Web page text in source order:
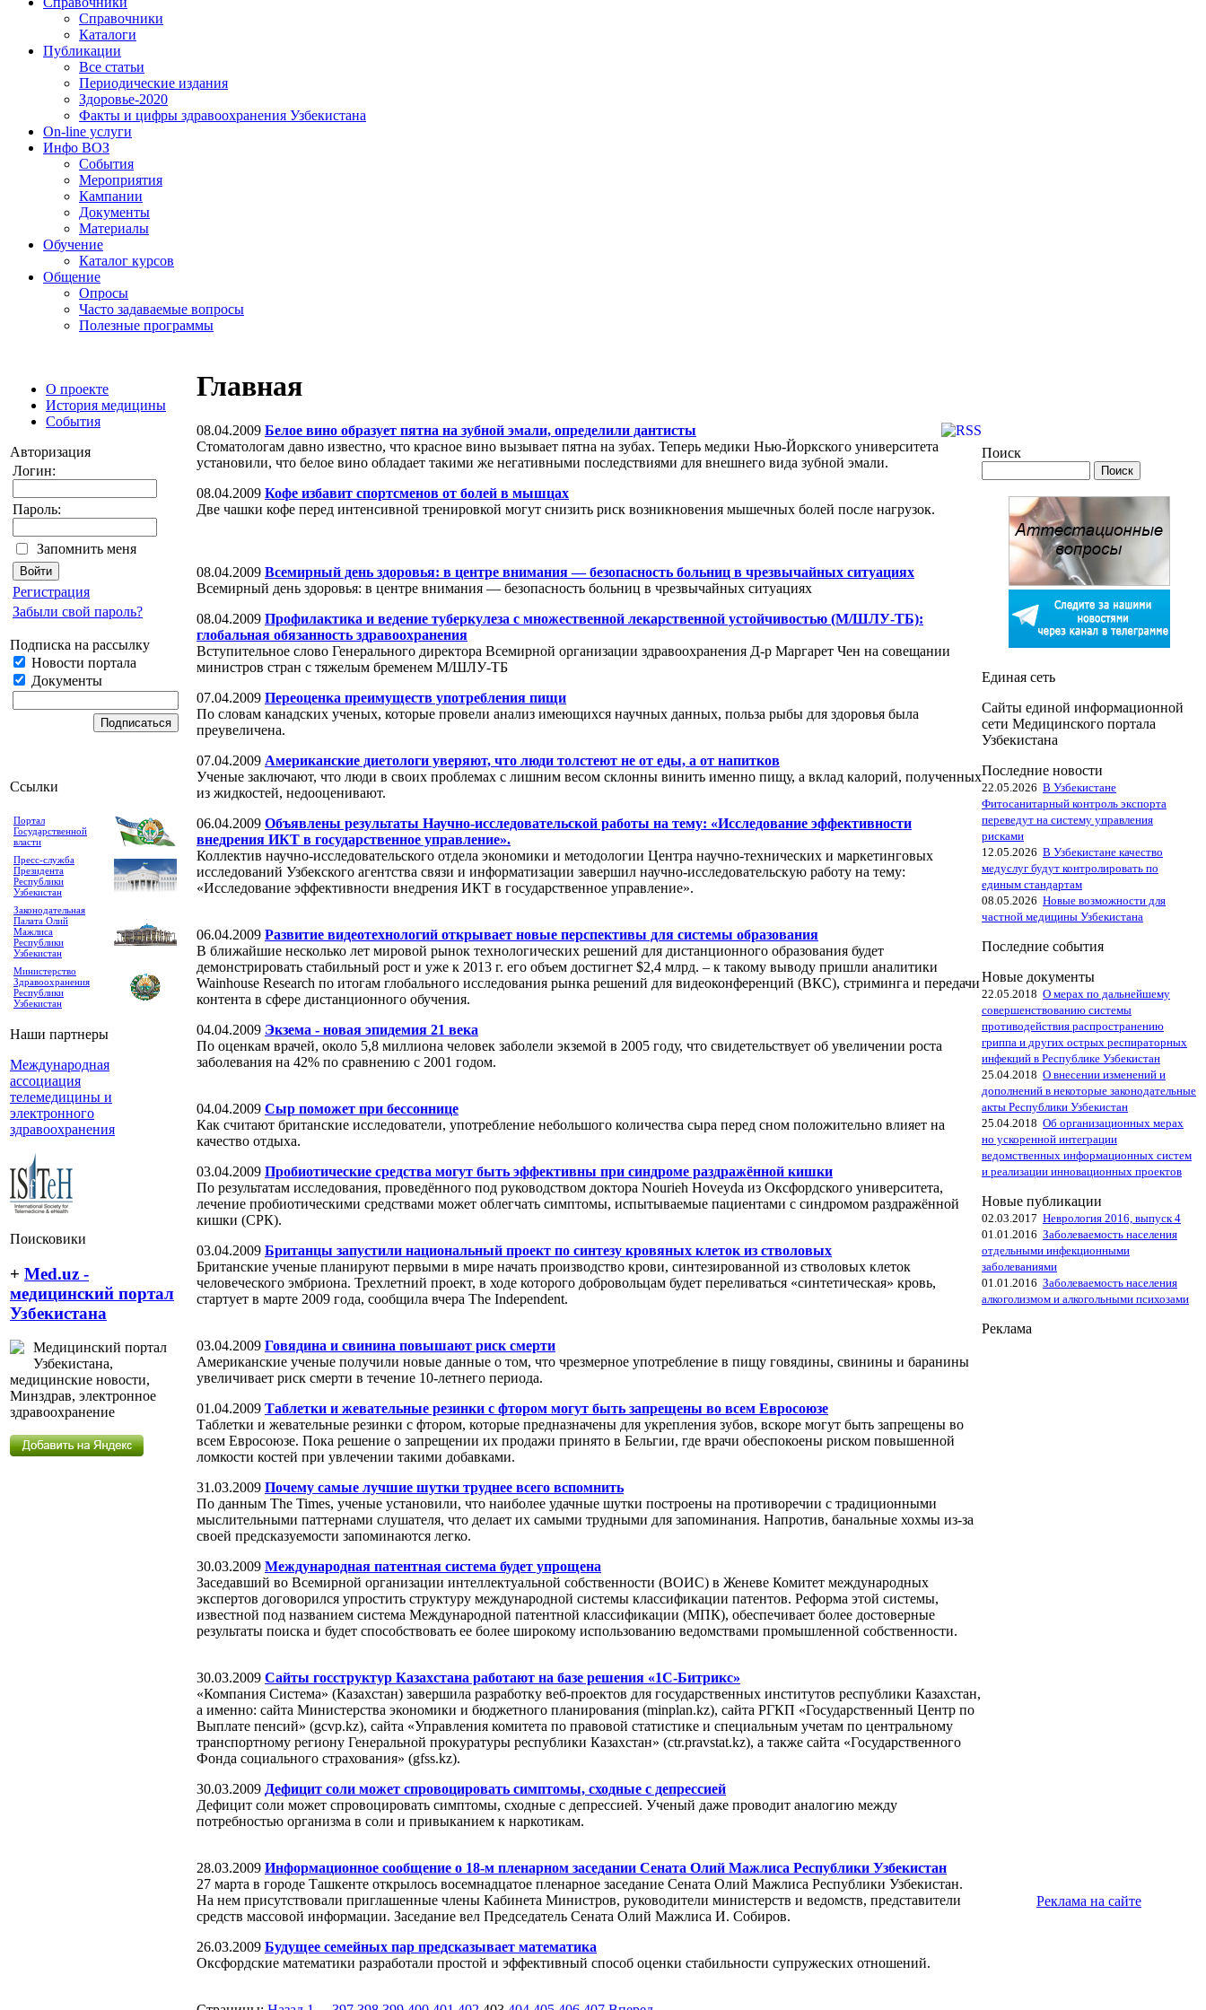
Справочники
Каталоги
Публикации
Все статьи
Периодические издания
Здоровье-2020
Факты и цифры здравоохранения Узбекистана
On-line услуги
Инфо ВОЗ
События
Мероприятия
Кампании
Документы
Материалы
Обучение
Каталог курсов
Общение
Опросы
Часто задаваемые вопросы
Полезные программы
О проекте
История медицины
События
Авторизация
Логин:
Пароль:
Запомнить меня
Регистрация
Забыли свой пароль?
Подписка на рассылку
Новости портала
Документы
Ссылки
Портал
Государственной
власти
Пресс-служба
Президента
Республики
Узбекистан
Законодательная
Палата Олий
Мажлиса
Республики
Узбекистан
Министерство
Здравоохранения
Республики
Узбекистан
Наши партнеры
Международная
ассоциация
телемедицины и
электронного
здравоохранения
Поисковики
+ Med.uz -
медицинский портал
Узбекистана
Медицинский портал
Узбекистана,
медицинские новости,
Минздрав, электронное
здравоохранение
Главная
08.04.2009 Белое вино образует пятна на зубной эмали, определили дантисты
Стоматологам давно известно, что красное вино вызывает пятна на зубах. Теперь медики Нью-Йоркского университета
установили, что белое вино обладает такими же негативными последствиями для внешнего вида зубной эмали.
08.04.2009 Кофе избавит спортсменов от болей в мышцах
Две чашки кофе перед интенсивной тренировкой могут снизить риск возникновения мышечных болей после нагрузок.
08.04.2009 Всемирный день здоровья: в центре внимания — безопасность больниц в чрезвычайных ситуациях
Всемирный день здоровья: в центре внимания — безопасность больниц в чрезвычайных ситуациях
08.04.2009 Профилактика и ведение туберкулеза с множественной лекарственной устойчивостью (М/ШЛУ-ТБ):
глобальная обязанность здравоохранения
Вступительное слово Генерального директора Всемирной организации здравоохранения Д-р Маргарет Чен на совещании
министров стран с тяжелым бременем М/ШЛУ-ТБ
07.04.2009 Переоценка преимуществ употребления пищи
По словам канадских ученых, которые провели анализ имеющихся научных данных, польза рыбы для здоровья была
преувеличена.
07.04.2009 Американские диетологи уверяют, что люди толстеют не от еды, а от напитков
Ученые заключают, что люди в своих проблемах с лишним весом склонны винить именно пищу, а вклад калорий, полученных
из жидкостей, недооценивают.
06.04.2009 Объявлены результаты Научно-исследовательской работы на тему: «Исследование эффективности
внедрения ИКТ в государственное управление».
Коллектив научно-исследовательского отдела экономики и методологии Центра научно-технических и маркетинговых
исследований Узбекского агентства связи и информатизации завершил научно-исследовательскую работу на тему:
«Исследование эффективности внедрения ИКТ в государственное управление».
06.04.2009 Развитие видеотехнологий открывает новые перспективы для системы образования
В ближайшие несколько лет мировой рынок технологических решений для дистанционного образования будет
демонстрировать стабильный рост и уже к 2013 г. его объем достигнет $2,4 млрд. – к такому выводу пришли аналитики
Wainhouse Research по итогам глобального исследования рынка решений для видеоконференций (ВКС), стриминга и передачи
контента в сфере дистанционного обучения.
04.04.2009 Экзема - новая эпидемия 21 века
По оценкам врачей, около 5,8 миллиона человек заболели экземой в 2005 году, что свидетельствует об увеличении роста
заболевания на 42% по сравнению с 2001 годом.
04.04.2009 Сыр поможет при бессоннице
Как считают британские исследователи, употребление небольшого количества сыра перед сном положительно влияет на
качество отдыха.
03.04.2009 Пробиотические средства могут быть эффективны при синдроме раздражённой кишки
По результатам исследования, проведённого под руководством доктора Nourieh Hoveyda из Оксфордского университета,
лечение пробиотическими средствами может облегчать симптомы, испытываемые пациентами с синдромом раздражённой
кишки (СРК).
03.04.2009 Британцы запустили национальный проект по синтезу кровяных клеток из стволовых
Британские ученые планируют первыми в мире начать производство крови, синтезированной из стволовых клеток
человеческого эмбриона. Трехлетний проект, в ходе которого добровольцам будет переливаться «синтетическая» кровь,
стартует в марте 2009 года, сообщила вчера The Independent.
03.04.2009 Говядина и свинина повышают риск смерти
Американские ученые получили новые данные о том, что чрезмерное употребление в пищу говядины, свинины и баранины
увеличивает риск смерти в течение 10-летнего периода.
01.04.2009 Таблетки и жевательные резинки с фтором могут быть запрещены во всем Евросоюзе
Таблетки и жевательные резинки с фтором, которые предназначены для укрепления зубов, вскоре могут быть запрещены во
всем Евросоюзе. Пока решение о запрещении их продажи принято в Бельгии, где врачи обеспокоены риском повышенной
ломкости костей при увлечении такими добавками.
31.03.2009 Почему самые лучшие шутки труднее всего вспомнить
По данным The Times, ученые установили, что наиболее удачные шутки построены на противоречии с традиционными
мыслительными паттернами слушателя, что делает их самыми трудными для запоминания. Напротив, банальные хохмы из-за
своей предсказуемости запоминаются легко.
30.03.2009 Международная патентная система будет упрощена
Заседавший во Всемирной организации интеллектуальной собственности (ВОИС) в Женеве Комитет международных
экспертов договорился упростить структуру международной системы классификации патентов. Реформа этой системы,
известной под названием система Международной патентной классификации (МПК), обеспечивает более достоверные
результаты поиска и будет способствовать ее более широкому использованию ведомствами промышленной собственности.
30.03.2009 Сайты госструктур Казахстана работают на базе решения «1С-Битрикс»
«Компания Система» (Казахстан) завершила разработку веб-проектов для государственных институтов республики Казахстан,
а именно: сайта Министерства экономики и бюджетного планирования (minplan.kz), сайта РГКП «Государственный Центр по
Выплате пенсий» (gcvp.kz), сайта «Управления комитета по правовой статистике и специальным учетам по центральному
транспортному региону Генеральной прокуратуры республики Казахстан» (ctr.pravstat.kz), а также сайта «Государственного
Фонда социального страхования» (gfss.kz).
30.03.2009 Дефицит соли может спровоцировать симптомы, сходные с депрессией
Дефицит соли может спровоцировать симптомы, сходные с депрессией. Ученый даже проводит аналогию между
потребностью организма в соли и привыканием к наркотикам.
28.03.2009 Информационное сообщение о 18-м пленарном заседании Сената Олий Мажлиса Республики Узбекистан
27 марта в городе Ташкенте открылось восемнадцатое пленарное заседание Сената Олий Мажлиса Республики Узбекистан.
На нем присутствовали приглашенные члены Кабинета Министров, руководители министерств и ведомств, представители
средств массовой информации. Заседание вел Председатель Сената Олий Мажлиса И. Собиров.
26.03.2009 Будущее семейных пар предсказывает математика
Оксфордские математики разработали простой и эффективный способ оценки стабильности супружеских отношений.
Поиск
Единая сеть
Сайты единой информационной
сети Медицинского портала
Узбекистана
Последние новости
22.05.2026 В Узбекистане
Фитосанитарный контроль экспорта
переведут на систему управления
рисками
12.05.2026 В Узбекистане качество
медуслуг будут контролировать по
единым стандартам
08.05.2026 Новые возможности для
частной медицины Узбекистана
Последние события
Новые документы
22.05.2018 О мерах по дальнейшему
совершенствованию системы
противодействия распространению
гриппа и других острых респираторных
инфекций в Республике Узбекистан
25.04.2018 О внесении изменений и
дополнений в некоторые законодательные
акты Республики Узбекистан
25.04.2018 Об организационных мерах
но ускоренной интеграции
ведомственных информационных систем
и реализации инновационных проектов
Новые публикации
02.03.2017 Неврология 2016, выпуск 4
01.01.2016 Заболеваемость населения
отдельными инфекционными
заболеваниями
01.01.2016 Заболеваемость населения
алкоголизмом и алкогольными психозами
Реклама
Реклама на сайте